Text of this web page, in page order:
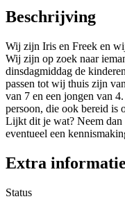
Beschrijving
Wij zijn Iris en Freek en
Wij zijn op zoek naar
dinsdagmiddag de
passen tot wij thuis zijn
van 7 en een jongen van
persoon, die ook bereid is
Lijkt dit je wat? Neem dan
eventueel een
Extra informatie
Status